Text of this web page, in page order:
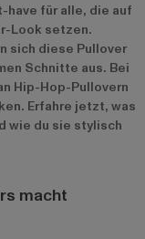
für alle, die auf
Look setzen.
sich diese Pullover
Schnitte aus. Bei
Hip-Hop-Pullovern
Erfahre jetzt, was
wie du sie stylisch
macht